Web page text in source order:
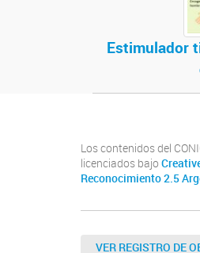
Estimulador
Los contenidos del
licenciados bajo
Reconocimiento 2.5
VER REGISTRO DE